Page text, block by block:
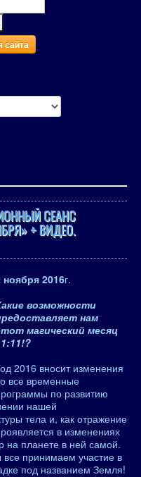
сайта
СЕАНС
+ ВИДЕО.
ноября 2016г.
возможности
нам
магический месяц
2016 вносит изменения
все временные
по развитию
нашей
тела и, как отражение
в изменениях
на планете в ней самой.
принимаем участие в
под названием Земля!